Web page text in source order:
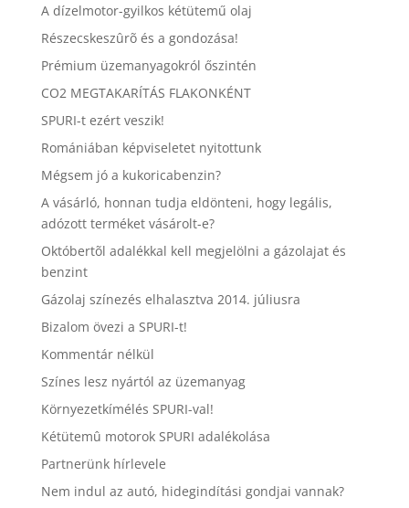
A dízelmotor-gyilkos kétütemű olaj
Részecskeszûrõ és a gondozása!
Prémium üzemanyagokról őszintén
CO2 MEGTAKARÍTÁS FLAKONKÉNT
SPURI-t ezért veszik!
Romániában képviseletet nyitottunk
Mégsem jó a kukoricabenzin?
A vásárló, honnan tudja eldönteni, hogy legális,
adózott terméket vásárolt-e?
Októbertõl adalékkal kell megjelölni a gázolajat és
benzint
Gázolaj színezés elhalasztva 2014. júliusra
Bizalom övezi a SPURI-t!
Kommentár nélkül
Színes lesz nyártól az üzemanyag
Környezetkímélés SPURI-val!
Kétütemû motorok SPURI adalékolása
Partnerünk hírlevele
Nem indul az autó, hidegindítási gondjai vannak?